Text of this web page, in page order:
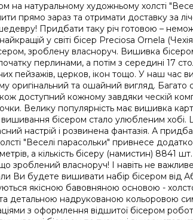
на натуральному художньому холсті
прямо зараз та отримати доставку за
Придбати таку річ готовою –
у світі бісер Preciosa Ornela
зроблену власноруч. Вишивка
перлинами, а потім з середині 17
пейзажів, церков, ікон тощо. У наш
оригінальний та ошайний вигляд. Багато
доступний кожному завдяки ческій
Велику популярність має вишивка
бісером стало улюбленим хобі.
настрій і розвинена фантазія. А
"Веселі парасольки" привнесе
а кількість бісеру (намистин)
зроблений власноруч! І навіть не
Ви будете вишивати набір бісером від
якісною бавовняною основою -
детальною надрукованою кольоровою
з оформлення відшитої бісером